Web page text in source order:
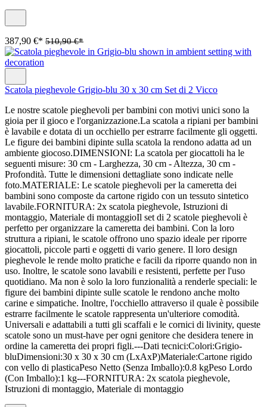
387,90 €* 510,90 €*
Scatola pieghevole Grigio-blu 30 x 30 cm Set di 2 Vicco
Le nostre scatole pieghevoli per bambini con motivi unici sono la
gioia per il gioco e l'organizzazione.La scatola a ripiani per bambini
è lavabile e dotata di un occhiello per estrarre facilmente gli oggetti.
Le figure dei bambini dipinte sulla scatola la rendono adatta ad un
ambiente giocoso.DIMENSIONI: La scatola per giocattoli ha le
seguenti misure: 30 cm - Larghezza, 30 cm - Altezza, 30 cm -
Profondità. Tutte le dimensioni dettagliate sono indicate nelle
foto.MATERIALE: Le scatole pieghevoli per la cameretta dei
bambini sono composte da cartone rigido con un tessuto sintetico
lavabile.FORNITURA: 2x scatola pieghevole, Istruzioni di
montaggio, Materiale di montaggioIl set di 2 scatole pieghevoli è
perfetto per organizzare la cameretta dei bambini. Con la loro
struttura a ripiani, le scatole offrono uno spazio ideale per riporre
giocattoli, piccole parti e oggetti di vario genere. Il loro design
pieghevole le rende molto pratiche e facili da riporre quando non in
uso. Inoltre, le scatole sono lavabili e resistenti, perfette per l'uso
quotidiano. Ma non è solo la loro funzionalità a renderle speciali: le
figure dei bambini dipinte sulle scatole le rendono anche molto
carine e simpatiche. Inoltre, l'occhiello attraverso il quale è possibile
estrarre facilmente le scatole rappresenta un'ulteriore comodità.
Universali e adattabili a tutti gli scaffali e le cornici di livinity, queste
scatole sono un must-have per ogni genitore che desidera tenere in
ordine la cameretta dei propri figli.---Dati tecnici:Colori:Grigio-
bluDimensioni:30 x 30 x 30 cm (LxAxP)Materiale:Cartone rigido
con vello di plasticaPeso Netto (Senza Imballo):0.8 kgPeso Lordo
(Con Imballo):1 kg---FORNITURA: 2x scatola pieghevole,
Istruzioni di montaggio, Materiale di montaggio